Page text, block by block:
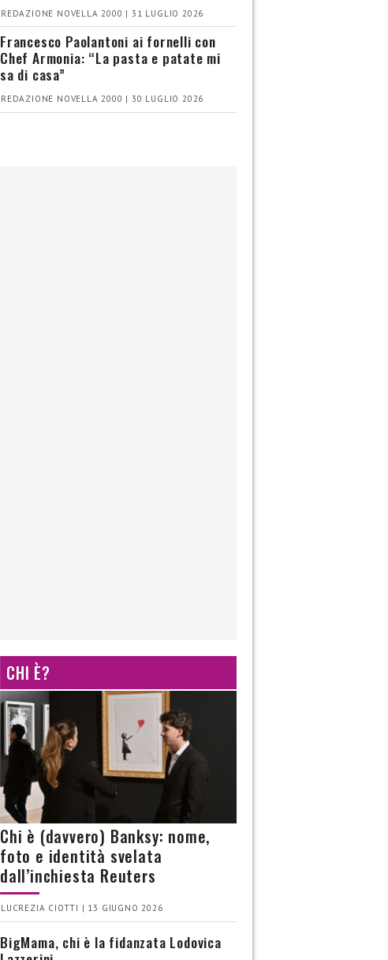
REDAZIONE NOVELLA 2000 | 31 LUGLIO 2026
Francesco Paolantoni ai fornelli con
Chef Armonia: “La pasta e patate mi
sa di casa”
REDAZIONE NOVELLA 2000 | 30 LUGLIO 2026
CHI È?
Chi è (davvero) Banksy: nome,
foto e identità svelata
dall’inchiesta Reuters
LUCREZIA CIOTTI | 13 GIUGNO 2026
BigMama, chi è la fidanzata Lodovica